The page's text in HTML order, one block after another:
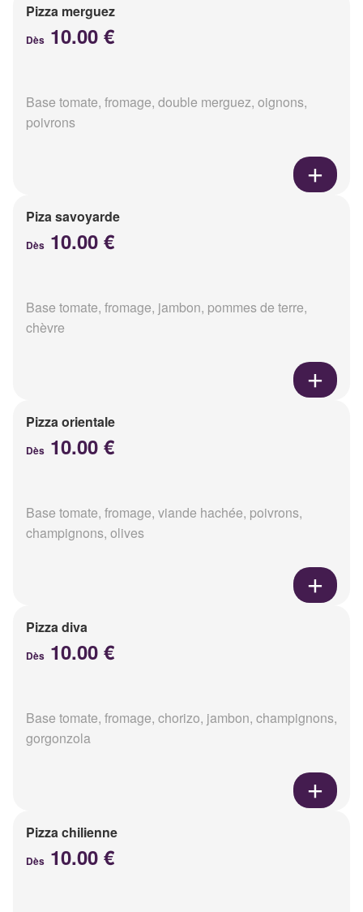
Pizza merguez
Dès 10.00 €
Base tomate, fromage, double merguez, oignons,
poivrons
Piza savoyarde
Dès 10.00 €
Base tomate, fromage, jambon, pommes de terre,
chèvre
Pizza orientale
Dès 10.00 €
Base tomate, fromage, viande hachée, poivrons,
champignons, olives
Pizza diva
Dès 10.00 €
Base tomate, fromage, chorizo, jambon, champignons,
gorgonzola
Pizza chilienne
Dès 10.00 €